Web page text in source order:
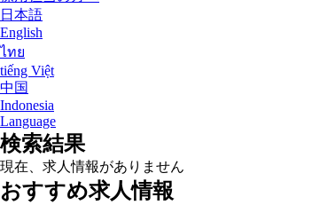
日本語
English
ไทย
tiếng Việt
中国
Indonesia
Language
検索結果
現在、求人情報がありません
おすすめ求人情報